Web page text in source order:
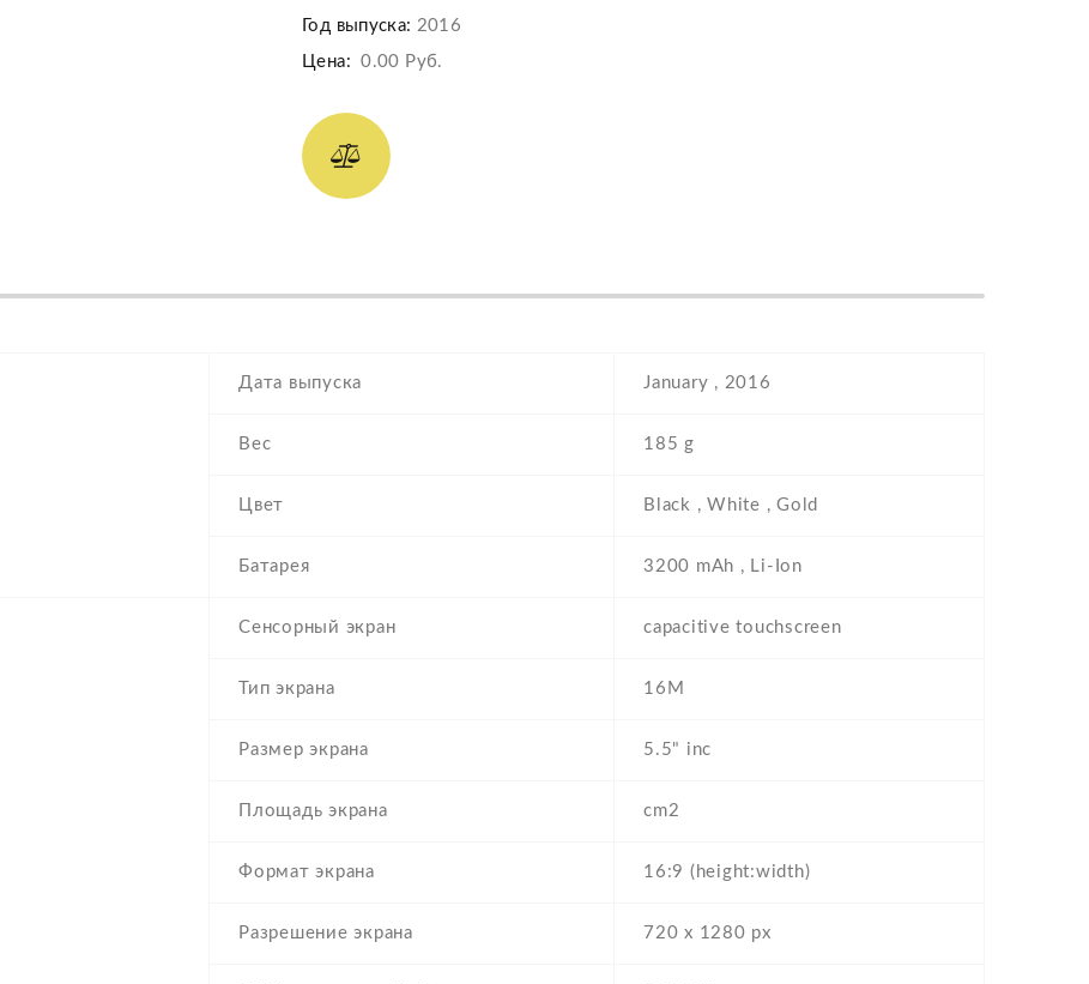
Год выпуска: 2016
Цена: 0.00 Руб.
Дата выпуска January , 2016
Вес 185 g
Цвет Black , White , Gold
Батарея 3200 mAh , Li-Ion
Сенсорный экран capacitive touchscreen
Тип экрана 16M
Размер экрана 5.5" inc
Площадь экрана cm2
Формат экрана 16:9 (height:width)
Разрешение экрана 720 x 1280 px